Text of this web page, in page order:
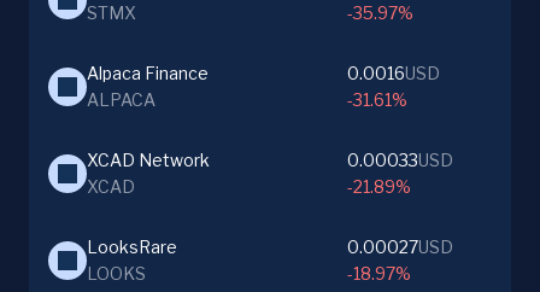
STMX
-35.97%
Alpaca Finance
ALPACA
0.0016USD
-31.61%
XCAD Network
XCAD
0.00033USD
-21.89%
LooksRare
LOOKS
0.00027USD
-18.97%